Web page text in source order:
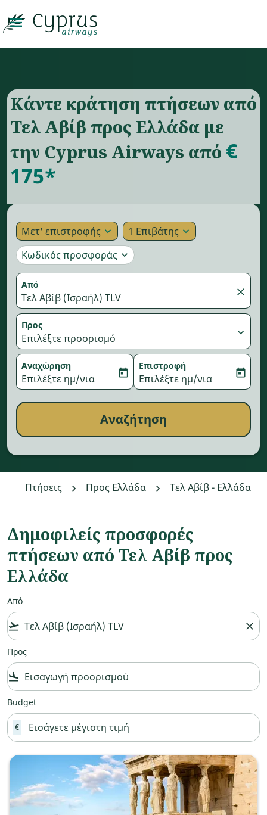

Κάντε κράτηση πτήσεων από
Τελ Αβίβ προς Ελλάδα με
την Cyprus Airways από €
175*
Μετ' επιστροφής expand_more 1 Επιβάτης expand_more
Κωδικός προσφοράς expand_more
Από
Τελ Αβίβ (Ισραήλ) TLV close
Προς
Επιλέξτε προορισμό expand_more
Αναχώρηση
fc-booking-departure-date-aria-label
Επιλέξτε ημ/νια today
Επιστροφή
fc-booking-return-date-
Επιλέξτε ημ/νια today
Αναζήτηση
Πτήσεις Προς Ελλάδα Τελ Αβίβ - Ελλάδα
Δημοφιλείς προσφορές
πτήσεων από Τελ Αβίβ προς
Ελλάδα
Από
flight_takeoff close
Προς
flight_land
Budget
€